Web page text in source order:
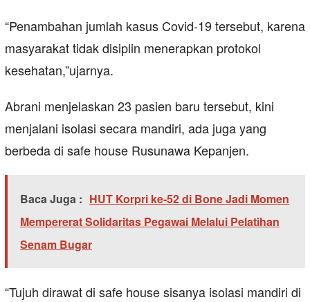
“Penambahan jumlah kasus Covid-19 tersebut, karena
masyarakat tidak disiplin menerapkan protokol
kesehatan,”ujarnya.
Abrani menjelaskan 23 pasien baru tersebut, kini
menjalani isolasi secara mandiri, ada juga yang
berbeda di safe house Rusunawa Kepanjen.
Baca Juga : HUT Korpri ke-52 di Bone Jadi Momen
Mempererat Solidaritas Pegawai Melalui Pelatihan
Senam Bugar
“Tujuh dirawat di safe house sisanya isolasi mandiri di